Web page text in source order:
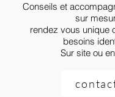
Conseils et
sur
rendez vous unique
besoins
Sur site ou